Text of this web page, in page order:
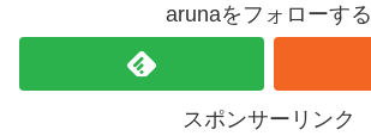
arunaをフォローする
スポンサーリンク